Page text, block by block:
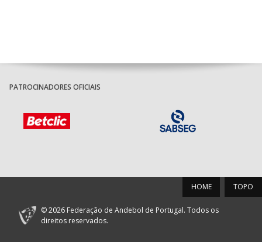
PATROCINADORES OFICIAIS
TOPO
HOME
© 2026 Federação de Andebol de Portugal. Todos os
direitos reservados.